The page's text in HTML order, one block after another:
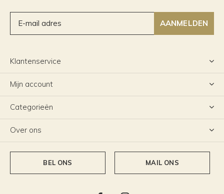
AANMELDEN
Klantenservice
Mijn account
Categorieën
Over ons
BEL ONS MAIL ONS